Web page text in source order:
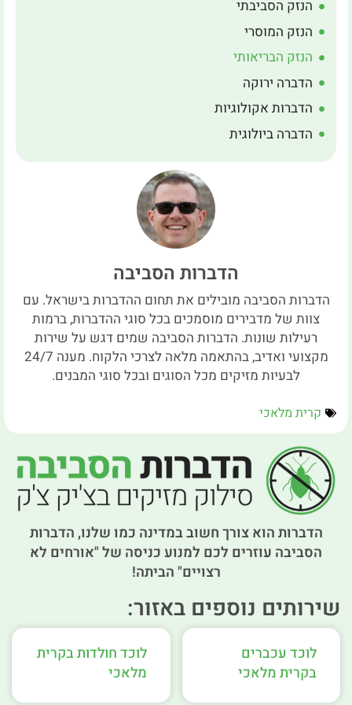
הנזק הסביבתי
הנזק המוסרי
הנזק הבריאותי
הדברה ירוקה
הדברות אקולוגיות
הדברה ביולוגית
הדברות הסביבה
הדברות הסביבה מובילים את תחום ההדברות בישראל. עם
צוות של מדבירים מוסמכים בכל סוגי ההדברות, ברמות
רעילות שונות. הדברות הסביבה שמים דגש על שירות
מקצועי ואדיב, בהתאמה מלאה לצרכי הלקוח. מענה 24/7
לבעיות מזיקים מכל הסוגים ובכל סוגי המבנים.
קרית מלאכי
הדברות הוא צורך חשוב במדינה כמו שלנו, הדברות
הסביבה עוזרים לכם למנוע כניסה של "אורחים לא
רצויים" הביתה!
שירותים נוספים באזור:
לוכד עכברים
בקרית מלאכי
לוכד חולדות בקרית
מלאכי